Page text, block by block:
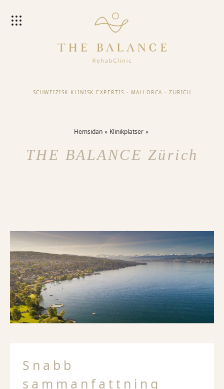
SCHWEIZISK KLINISK EXPERTIS · MALLORCA · ZURICH
Hemsidan Klinikplatser
THE BALANCE Zürich
Snabb
sammanfattning